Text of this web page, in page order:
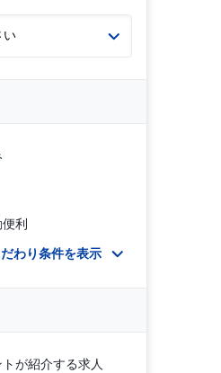
利
わり条件を表示
が紹介する求人